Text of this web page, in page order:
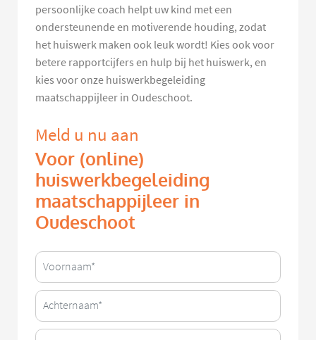
persoonlijke coach helpt uw kind met een
ondersteunende en motiverende houding, zodat
het huiswerk maken ook leuk wordt! Kies ook voor
betere rapportcijfers en hulp bij het huiswerk, en
kies voor onze huiswerkbegeleiding
maatschappijleer in Oudeschoot.
Meld u nu aan
Voor (online)
huiswerkbegeleiding
maatschappijleer in
Oudeschoot